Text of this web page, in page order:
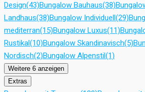
Design(43)Bungalow Bauhaus(38)
Landhaus(38)Bungalow Individuell (29)
mediterran(15)Bungalow Luxus(11)
Rustikal(10)Bungalow Skandinavisch(5)
Nordisch(2)Bungalow Alpenstil(1)
Weitere 6 anzeigen
Extras